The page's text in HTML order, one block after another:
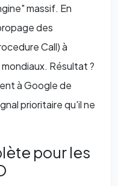
massif. En
des
Call) à
Résultat ?
à Google de
prioritaire qu'il ne
pour les